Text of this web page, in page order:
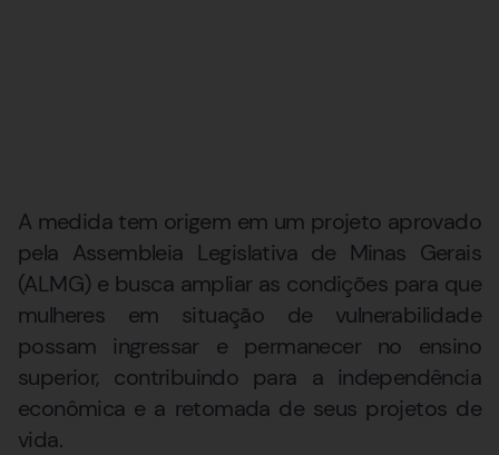
A medida tem origem em um projeto aprovado
pela Assembleia Legislativa de Minas Gerais
(ALMG) e busca ampliar as condições para que
mulheres em situação de vulnerabilidade
possam ingressar e permanecer no ensino
superior, contribuindo para a independência
econômica e a retomada de seus projetos de
vida.